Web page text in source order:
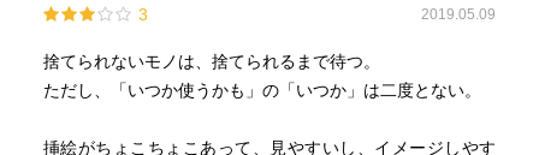
3 2019.05.09
捨てられないモノは、捨てられるまで待つ。
ただし、「いつか使うかも」の「いつか」は二度とない。
挿絵がちょこちょこあって、見やすいし、イメージしやす